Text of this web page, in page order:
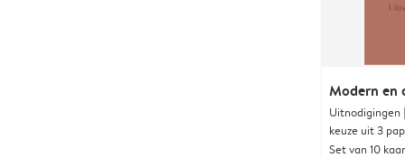
Modern en
keuze uit 3
Set van 10